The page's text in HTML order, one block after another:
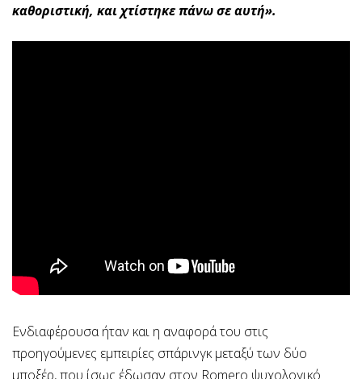
καθοριστική, και χτίστηκε πάνω σε αυτή».
Ενδιαφέρουσα ήταν και η αναφορά του στις
προηγούμενες εμπειρίες σπάρινγκ μεταξύ των δύο
μποξέρ, που ίσως έδωσαν στον Romero ψυχολογικό